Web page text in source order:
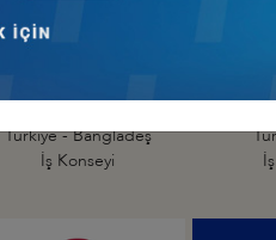
Türkiye - Bangladeş
İş Konseyi